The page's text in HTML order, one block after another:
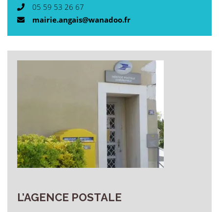
05 59 53 26 67
mairie.angais@wanadoo.fr
L’AGENCE POSTALE